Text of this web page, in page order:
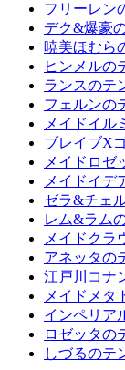
フリーレン
デク&爆豪
暁美ほむら
ヒンメルの
ランスのテ
フェルンの
メイドイル
ブレイブX
メイドロゼ
メイドイデ
ゼラ&チェ
レム&ラム
メイドクラ
アネッタの
江戸川コナ
メイドメタ
インペリア
ロゼッタの
しづるのテ